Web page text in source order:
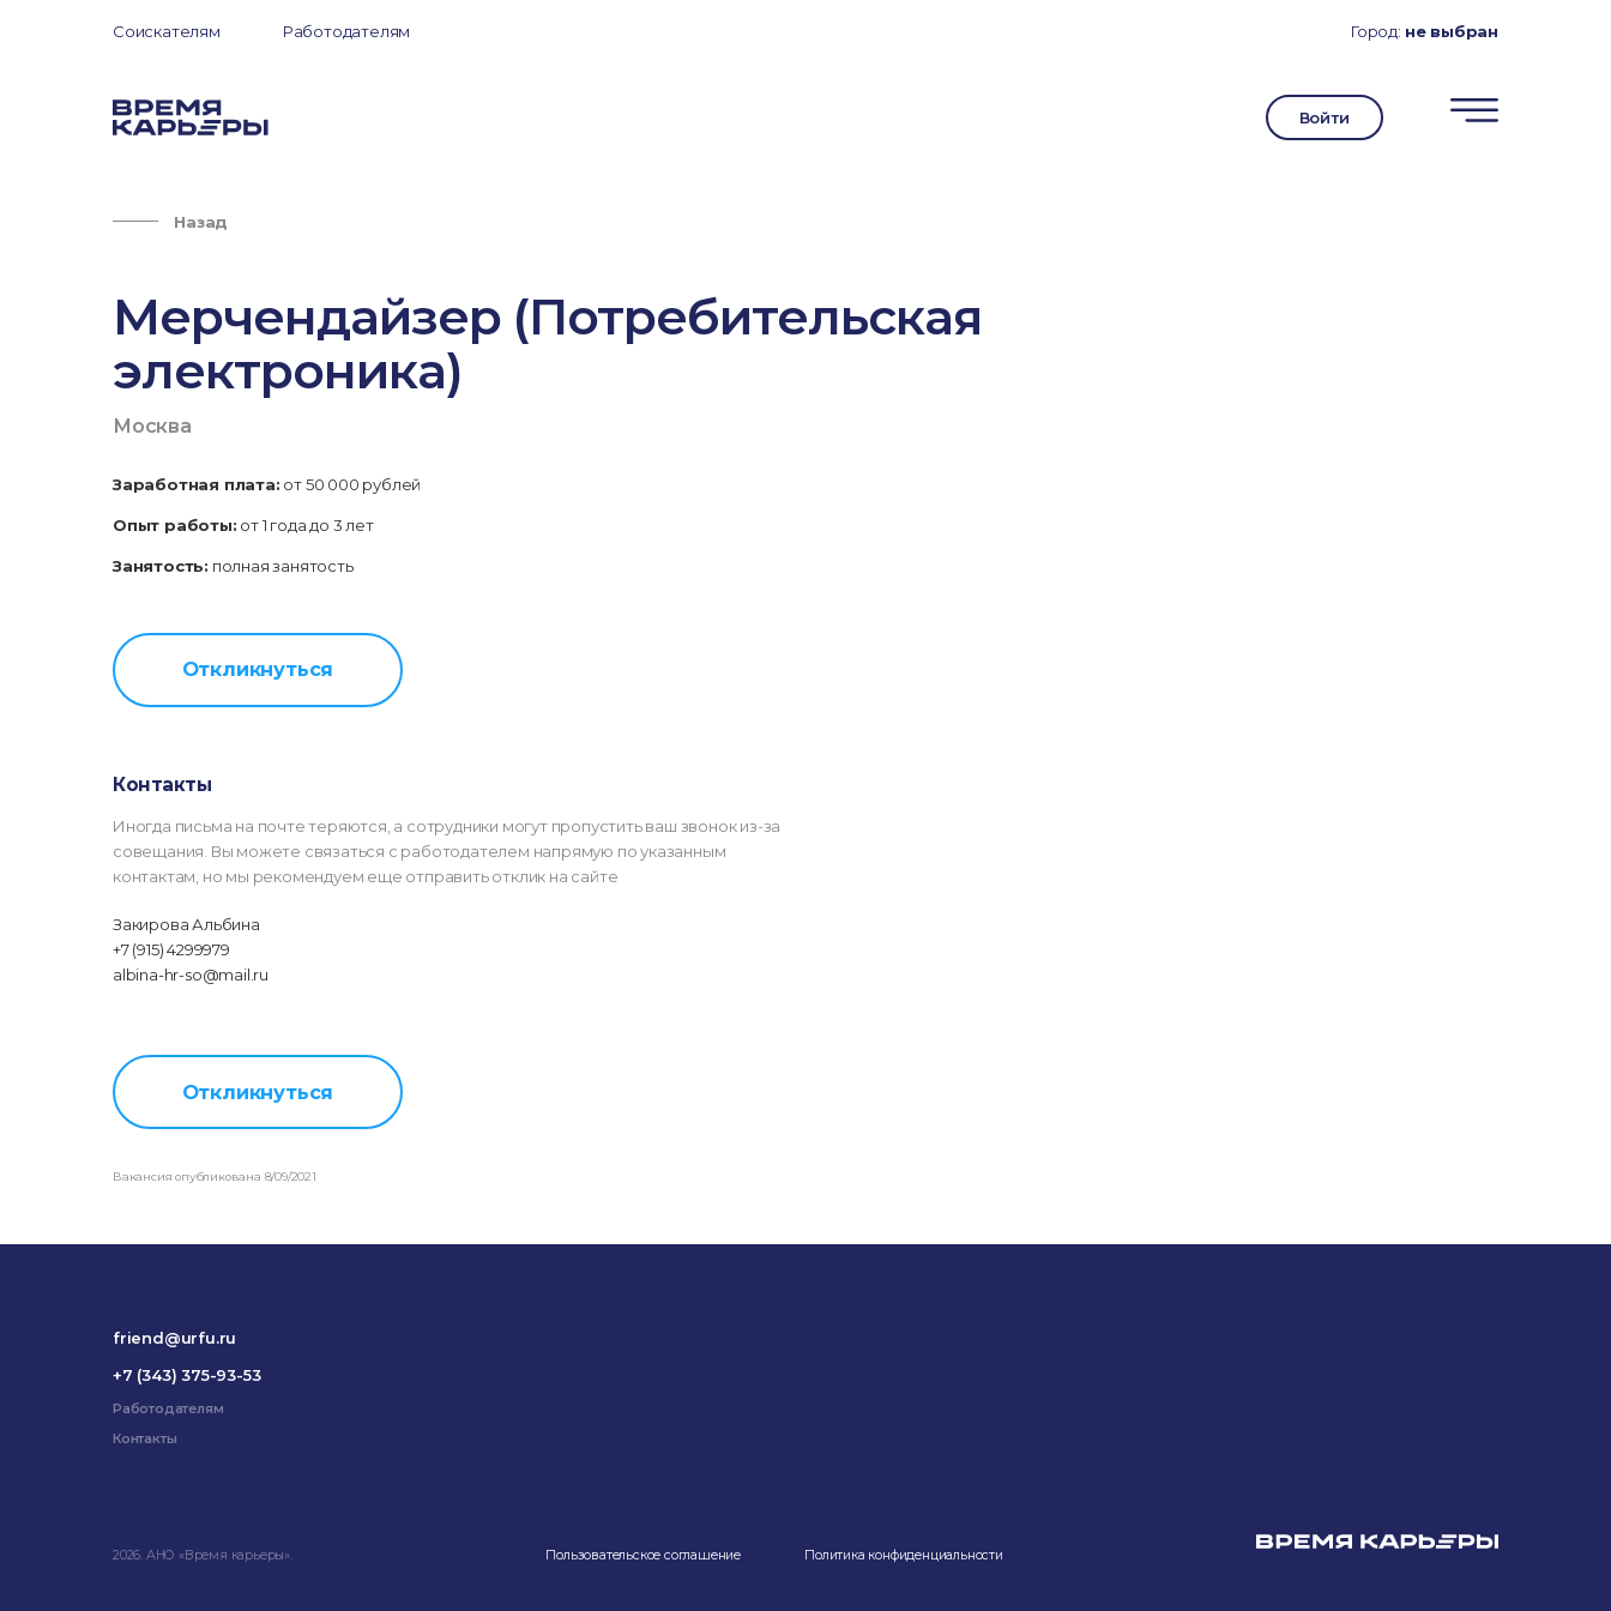
Соискателям Работодателям Город: не выбран
Войти
Назад
Мерчендайзер (Потребительская
электроника)
Москва
Заработная плата: от 50 000 рублей
Опыт работы: от 1 года до 3 лет
Занятость: полная занятость
Откликнуться
Контакты
Иногда письма на почте теряются, а сотрудники могут пропустить ваш звонок из-за
совещания. Вы можете связаться с работодателем напрямую по указанным
контактам, но мы рекомендуем еще отправить отклик на сайте
Закирова Альбина
+7 (915) 4299979
albina-hr-so@mail.ru
Откликнуться
Вакансия опубликована 8/09/2021
friend@urfu.ru
+7 (343) 375-93-53
Работодателям
Контакты
2026. АНО «Время карьеры». Пользовательское соглашение Политика конфиденциальности